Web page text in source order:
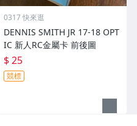
0317 快來逛
DENNIS SMITH JR 17-18 OPT
IC 新人RC金屬卡 前後圖
$ 25
競標